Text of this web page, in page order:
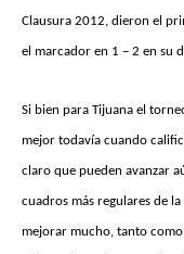
Clausura 2012, dieron el
el marcador en 1 – 2 en su
Si bien para Tijuana el
mejor todavía cuando
claro que pueden avanzar
cuadros más regulares de
mejorar mucho, tanto